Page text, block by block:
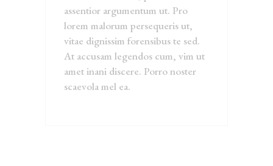
assentior argumentum ut. Pro
lorem malorum persequeris ut,
vitae dignissim forensibus te sed.
At accusam legendos cum, vim ut
amet inani discere. Porro noster
scaevola mel ea.